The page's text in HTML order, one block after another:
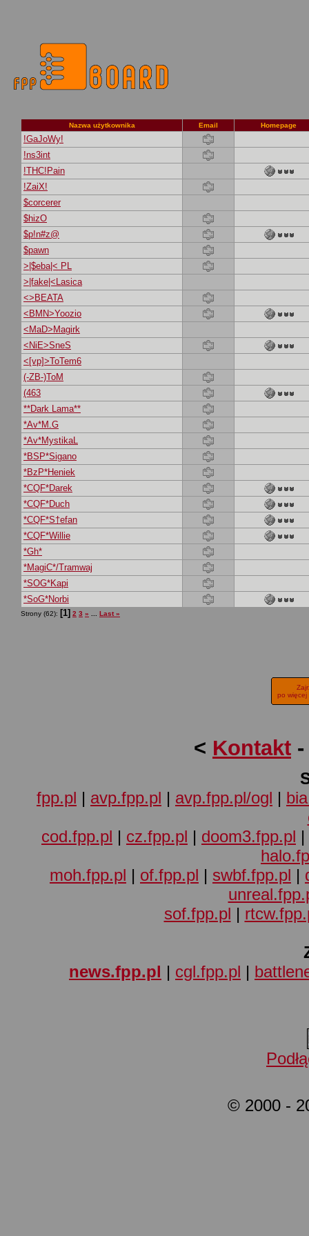
Nazwa użytkownika Email Homepage
!GaJoWy!
!ns3int
!THC!Pain
!ZaiX!
$corcerer
$hizO
$p!n#z@
$pawn
>|$eba|< PL
>|fake|<Lasica
<>BEATA
<BMN>Yoozio
<MaD>Magirk
<NiE>SneS
<[vp]>ToTem6
(-ZB-)ToM
(463
**Dark Lama**
*Av*M.G
*Av*MystikaL
*BSP*Sigano
*BzP*Heniek
*CQF*Darek
*CQF*Duch
*CQF*S†efan
*CQF*Willie
*Gh*
*MagiC*/Tramwaj
*SOG*Kapi
*SoG*Norbi
Strony (62): [1] 2 3 » Last »
po więcej
< Kontakt
fpp.pl | avp.fpp.pl | avp.fpp.pl/ogl |
cod.fpp.pl | cz.fpp.pl | doom3.fpp.pl |
moh.fpp.pl | of.fpp.pl | swbf.fpp.pl |
sof.fpp.pl |
news.fpp.pl | cgl.fpp.pl |
© 2000 -